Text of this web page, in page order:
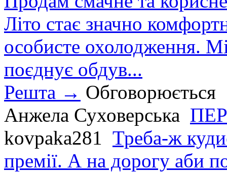
Літо стає значно
особисте охолодження.
поєднує обдув...
Решта → Обговорюється
Анжела Суховерська
kovpaka281 Треба-ж
премії. А на дорогу аби